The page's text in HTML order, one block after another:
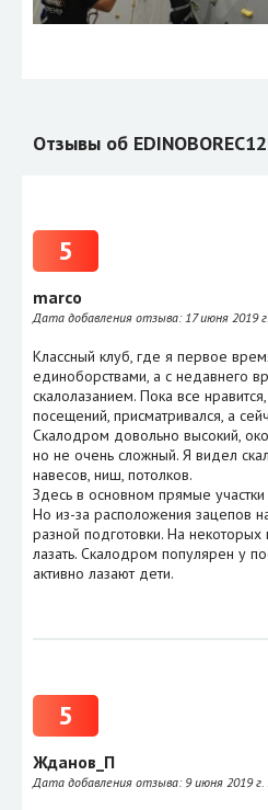
Отзывы об EDINOBOREC12
marco
Дата добавления отзыва:17 июня 2019
5
Классный клуб, где я первое
единоборствами, а с недавнего
скалолазанием. Пока все
посещений, присматривался, а
Скалодром довольно высокий,
но не очень сложный. Я видел
навесов, ниш, потолков.
Здесь в основном прямые
Но из-за расположения зацепов
разной подготовки. На
лазать. Скалодром популярен у
активно лазают дети.
Жданов_П
Дата добавления отзыва: 9 июня 2019 г.
5